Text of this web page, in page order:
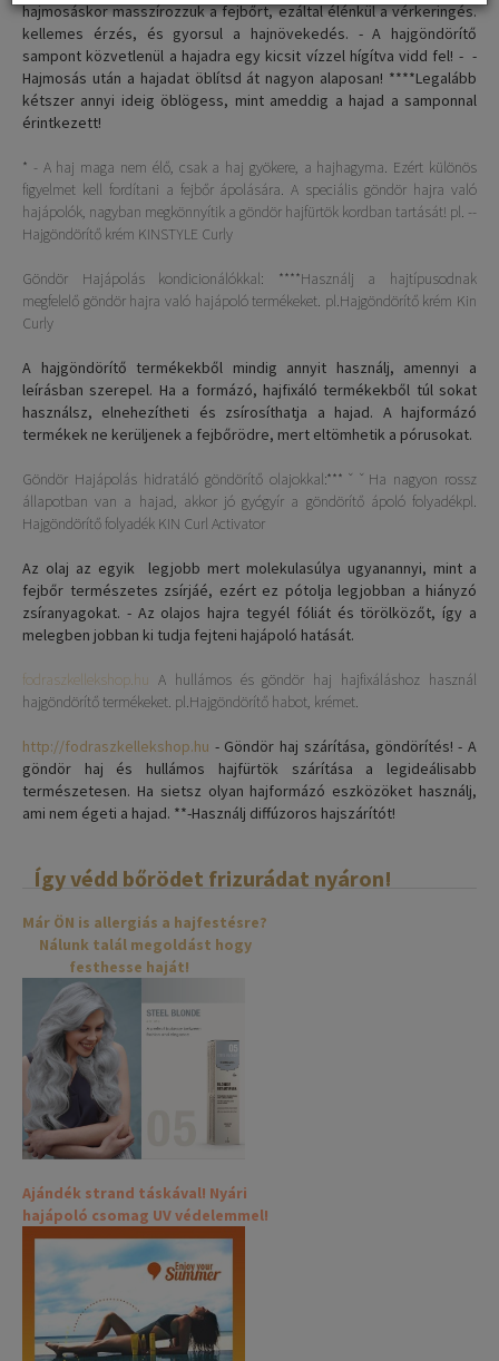
hajmosáskor masszírozzuk a fejbőrt, ezáltal élénkül a vérkeringés.
kellemes érzés, és gyorsul a hajnövekedés. - A hajgöndörítő
sampont közvetlenül a hajadra egy kicsit vízzel hígítva vidd fel! - -
Hajmosás után a hajadat öblítsd át nagyon alaposan! ****Legalább
kétszer annyi ideig öblögess, mint ameddig a hajad a samponnal
érintkezett!
* - A haj maga nem élő, csak a haj gyökere, a hajhagyma. Ezért különös
figyelmet kell fordítani a fejbőr ápolására. A speciális göndör hajra való
hajápolók, nagyban megkönnyítik a göndör hajfürtök kordban tartását! pl. --
Hajgöndörítő krém KINSTYLE Curly
Göndör Hajápolás kondicionálókkal: ****Használj a hajtípusodnak
megfelelő göndör hajra való hajápoló termékeket. pl.Hajgöndörítő krém Kin
Curly
A hajgöndörítő termékekből mindig annyit használj, amennyi a
leírásban szerepel. Ha a formázó, hajfixáló termékekből túl sokat
használsz, elnehezítheti és zsírosíthatja a hajad. A hajformázó
termékek ne kerüljenek a fejbőrödre, mert eltömhetik a pórusokat.
Göndör Hajápolás hidratáló göndörítő olajokkal:***ˇˇHa nagyon rossz
állapotban van a hajad, akkor jó gyógyír a göndörítő ápoló folyadékpl.
Hajgöndörítő folyadék KIN Curl Activator
Az olaj az egyik legjobb mert molekulasúlya ugyanannyi, mint a
fejbőr természetes zsírjáé, ezért ez pótolja legjobban a hiányzó
zsíranyagokat. - Az olajos hajra tegyél fóliát és törölközőt, így a
melegben jobban ki tudja fejteni hajápoló hatását.
fodraszkellekshop.hu A hullámos és göndör haj hajfixáláshoz használ
hajgöndörítő termékeket. pl.Hajgöndörítő habot, krémet.
http://fodraszkellekshop.hu - Göndör haj szárítása, göndörítés! - A
göndör haj és hullámos hajfürtök szárítása a legideálisabb
természetesen. Ha sietsz olyan hajformázó eszközöket használj,
ami nem égeti a hajad. **-Használj diffúzoros hajszárítót!
Így védd bőrödet frizurádat nyáron!
Már ÖN is allergiás a hajfestésre?
Nálunk talál megoldást hogy
festhesse haját!
Ajándék strand táskával! Nyári
hajápoló csomag UV védelemmel!